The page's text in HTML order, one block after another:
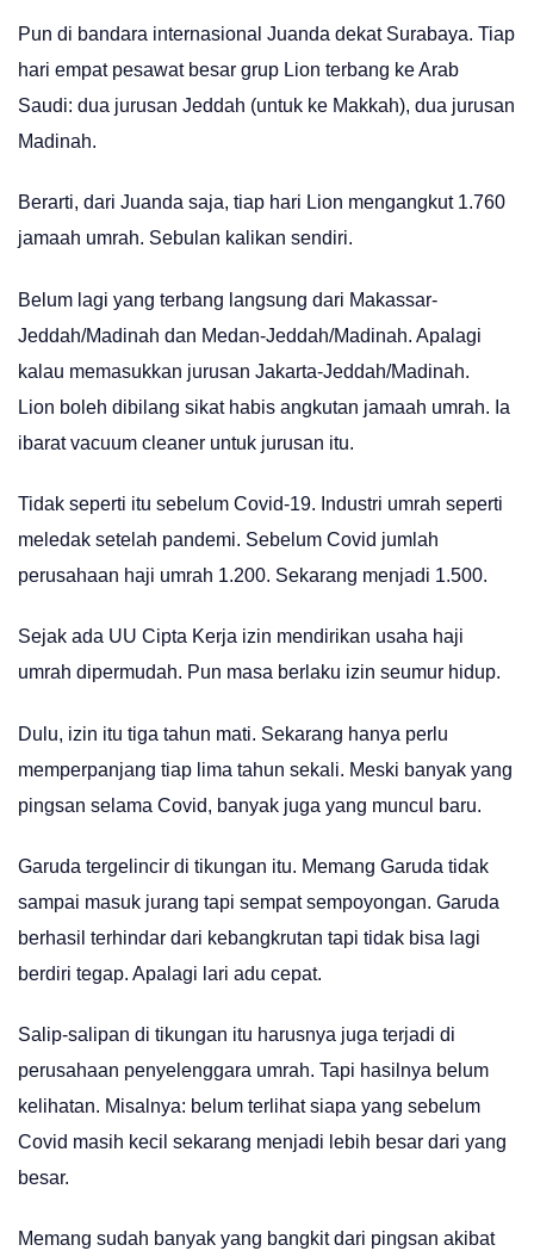
Pun di bandara internasional Juanda dekat Surabaya. Tiap
hari empat pesawat besar grup Lion terbang ke Arab
Saudi: dua jurusan Jeddah (untuk ke Makkah), dua jurusan
Madinah.
Berarti, dari Juanda saja, tiap hari Lion mengangkut 1.760
jamaah umrah. Sebulan kalikan sendiri.
Belum lagi yang terbang langsung dari Makassar-
Jeddah/Madinah dan Medan-Jeddah/Madinah. Apalagi
kalau memasukkan jurusan Jakarta-Jeddah/Madinah.
Lion boleh dibilang sikat habis angkutan jamaah umrah. Ia
ibarat vacuum cleaner untuk jurusan itu.
Tidak seperti itu sebelum Covid-19. Industri umrah seperti
meledak setelah pandemi. Sebelum Covid jumlah
perusahaan haji umrah 1.200. Sekarang menjadi 1.500.
Sejak ada UU Cipta Kerja izin mendirikan usaha haji
umrah dipermudah. Pun masa berlaku izin seumur hidup.
Dulu, izin itu tiga tahun mati. Sekarang hanya perlu
memperpanjang tiap lima tahun sekali. Meski banyak yang
pingsan selama Covid, banyak juga yang muncul baru.
Garuda tergelincir di tikungan itu. Memang Garuda tidak
sampai masuk jurang tapi sempat sempoyongan. Garuda
berhasil terhindar dari kebangkrutan tapi tidak bisa lagi
berdiri tegap. Apalagi lari adu cepat.
Salip-salipan di tikungan itu harusnya juga terjadi di
perusahaan penyelenggara umrah. Tapi hasilnya belum
kelihatan. Misalnya: belum terlihat siapa yang sebelum
Covid masih kecil sekarang menjadi lebih besar dari yang
besar.
Memang sudah banyak yang bangkit dari pingsan akibat